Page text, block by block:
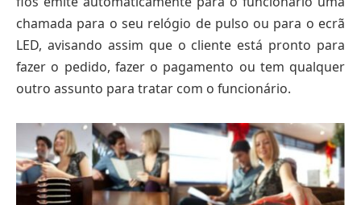
chamada para o seu relógio de pulso ou para o ecrã
LED, avisando assim que o cliente está pronto para
fazer o pedido, fazer o pagamento ou tem qualquer
outro assunto para tratar com o funcionário.